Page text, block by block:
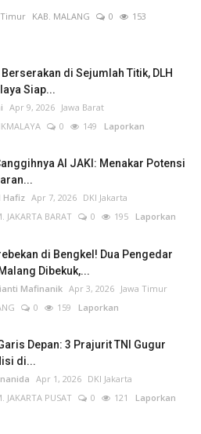
Timur KAB. MALANG 0
153
di Sejumlah Titik, DLH
Siap...
Apr 9, 2026 Jawa Barat
0 149 Laporkan
AI JAKI: Menakar Potensi
Hafiz Apr 7, 2026 DKI Jakarta
JAKARTA BARAT
0 195 Laporkan
di Bengkel! Dua Pengedar
Dibekuk,...
Mafinanik Apr 3, 2026 Jawa Timur
0 159 Laporkan
Depan: 3 Prajurit TNI Gugur
di...
Apr 1, 2026 DKI Jakarta
JAKARTA PUSAT
0 121 Laporkan